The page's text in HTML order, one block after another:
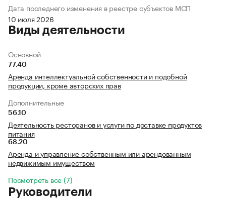
Дата последнего изменения в реестре субъектов МСП
10 июля 2026
Виды деятельности
Основной
77.40
Аренда интеллектуальной собственности и подобной
продукции, кроме авторских прав
Дополнительные
56.10
Деятельность ресторанов и услуги по доставке продуктов
питания
68.20
Аренда и управление собственным или арендованным
недвижимым имуществом
Посмотреть все (7)
Руководители